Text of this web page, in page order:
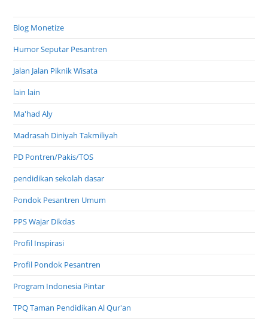
Blog Monetize
Humor Seputar Pesantren
Jalan Jalan Piknik Wisata
lain lain
Ma'had Aly
Madrasah Diniyah Takmiliyah
PD Pontren/Pakis/TOS
pendidikan sekolah dasar
Pondok Pesantren Umum
PPS Wajar Dikdas
Profil Inspirasi
Profil Pondok Pesantren
Program Indonesia Pintar
TPQ Taman Pendidikan Al Qur'an